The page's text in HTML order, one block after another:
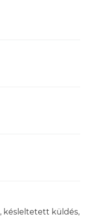
késleltetett küldés,